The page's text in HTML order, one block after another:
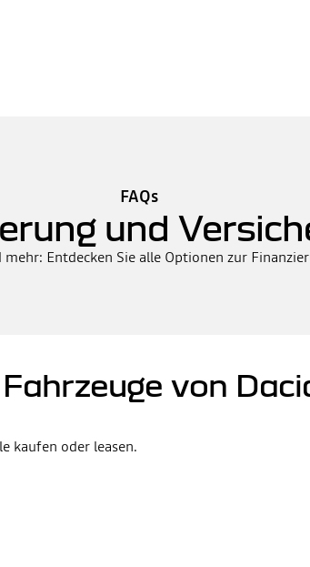
FAQs
und
Entdecken Sie alle Optionen zur
von
kaufen oder leasen.